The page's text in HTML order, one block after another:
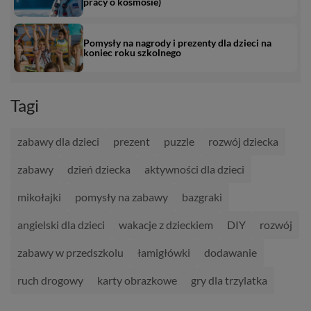
Pomysły na nagrody i prezenty dla dzieci na
koniec roku szkolnego
Tagi
zabawy dla dzieci prezent puzzle rozwój dziecka
zabawy dzień dziecka aktywności dla dzieci
mikołajki pomysły na zabawy bazgraki
angielski dla dzieci wakacje z dzieckiem DIY rozwój
zabawy w przedszkolu łamigłówki dodawanie
ruch drogowy karty obrazkowe gry dla trzylatka